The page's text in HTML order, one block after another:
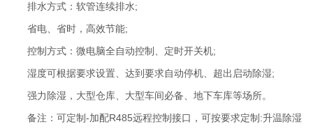
排水方式：软管连续排水;
省电、省时，高效节能;
控制方式：微电脑全自动控制、定时开关机;
湿度可根据要求设置、达到要求自动停机、超出启动除湿;
强力除湿，大型仓库、大型车间必备、地下车库等场所。
备注：可定制-加配R485远程控制接口，可按要求定制:升温除湿